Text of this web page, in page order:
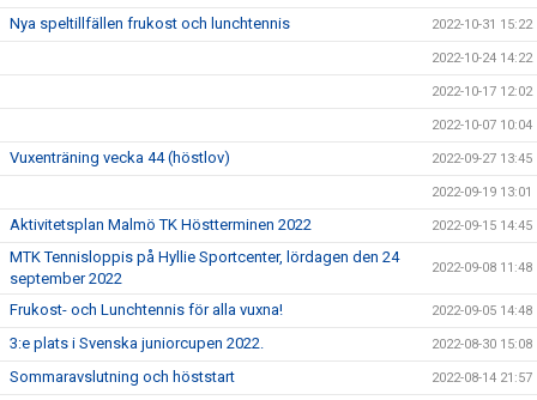
Nya speltillfällen frukost och lunchtennis 2022-10-31 15:22
2022-10-24 14:22
2022-10-17 12:02
2022-10-07 10:04
Vuxenträning vecka 44 (höstlov) 2022-09-27 13:45
2022-09-19 13:01
Aktivitetsplan Malmö TK Höstterminen 2022 2022-09-15 14:45
MTK Tennisloppis på Hyllie Sportcenter, lördagen den 24
september 2022
2022-09-08 11:48
Frukost- och Lunchtennis för alla vuxna! 2022-09-05 14:48
3:e plats i Svenska juniorcupen 2022. 2022-08-30 15:08
Sommaravslutning och höststart 2022-08-14 21:57